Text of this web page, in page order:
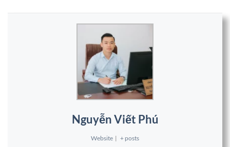
Nguyễn Viết Phú
Website | + posts